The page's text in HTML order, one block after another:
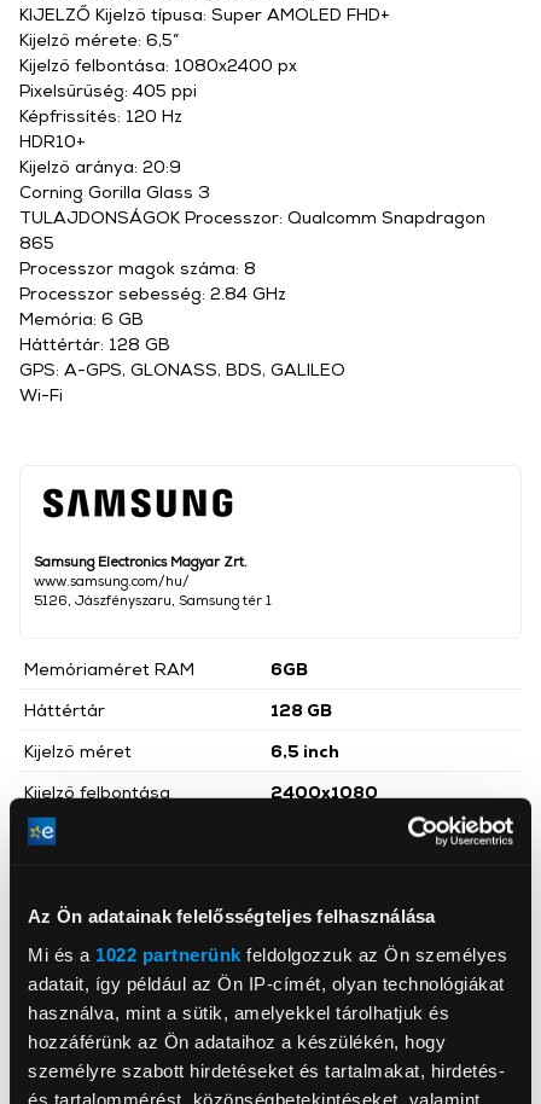
Az Ön adatainak felelősségteljes felhasználása
Mi és a 1022 partnerünk feldolgozzuk az Ön személyes
adatait, így például az Ön IP-címét, olyan technológiákat
használva, mint a sütik, amelyekkel tárolhatjuk és
hozzáférünk az Ön adataihoz a készülékén, hogy
személyre szabott hirdetéseket és tartalmakat, hirdetés-
és tartalommérést, közönségbetekintéseket, valamint
Samsung Electronics Magyar Zrt.
www.samsung.com/hu/
5126, Jászfényszaru, Samsung tér 1
Memóriaméret RAM
6GB
Háttértár
128 GB
Kijelző méret
6,5 inch
Kijelző felbontása
2400x1080
Processzor
Qualcomm Snapdragon
Főkamera felbontása
12 megapixel
Akkumulátor
4 500 mAh
Hátlapi kamerák száma
3 db
KIJELZŐ Kijelző típusa: Super AMOLED FHD+
Kijelző mérete: 6,5”
Kijelző felbontása: 1080x2400 px
Pixelsűrűség: 405 ppi
Képfrissítés: 120 Hz
HDR10+
Kijelző aránya: 20:9
Corning Gorilla Glass 3
TULAJDONSÁGOK Processzor: Qualcomm Snapdragon
865
Processzor magok száma: 8
Processzor sebesség: 2.84 GHz
Memória: 6 GB
Háttértár: 128 GB
GPS: A-GPS, GLONASS, BDS, GALILEO
Wi-Fi